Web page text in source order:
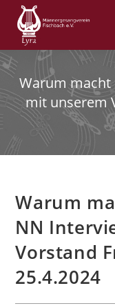
Inhalt
springen
Warum macht
mit unserem
Warum
NN
Vorstand
25.4.2024